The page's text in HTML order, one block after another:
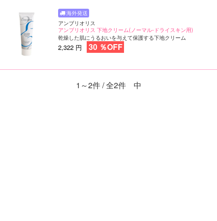
アンブリオリス
アンブリオリス 下地クリーム(ノーマル-ドライスキン用)
乾燥した肌にうるおいを与えて保護する下地クリーム
2,322 円 30 ％OFF
1～2件 / 全2件 中